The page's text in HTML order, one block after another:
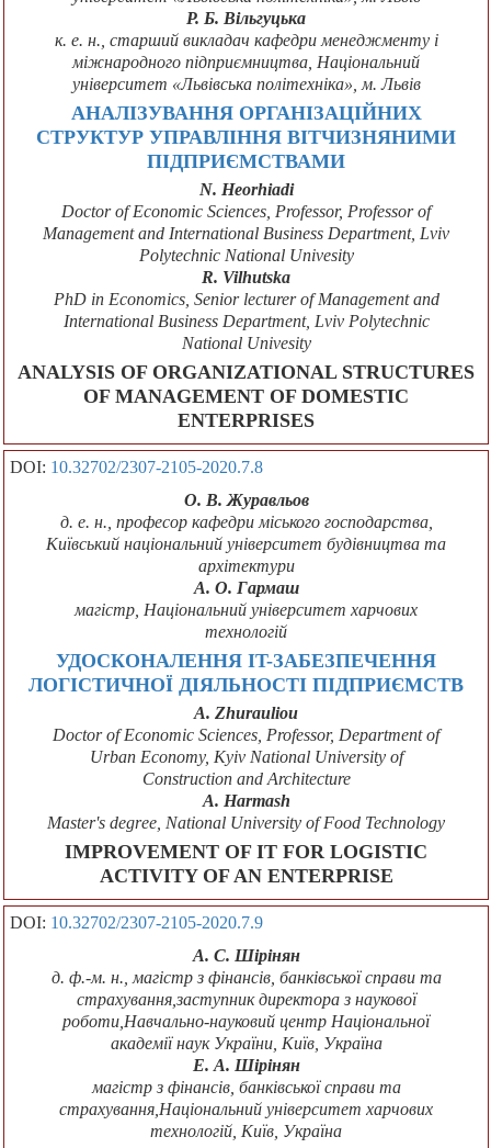
Р. Б. Вільгуцька
к. е. н., старший викладач кафедри менеджменту і
міжнародного підприємництва, Національний
університет «Львівська політехніка», м. Львів
АНАЛІЗУВАННЯ ОРГАНІЗАЦІЙНИХ
СТРУКТУР УПРАВЛІННЯ ВІТЧИЗНЯНИМИ
ПІДПРИЄМСТВАМИ
N. Heorhiadi
Doctor of Economic Sciences, Professor, Professor of
Management and International Business Department, Lviv
Polytechnic National Univesity
R. Vilhutska
PhD in Economics, Senior lecturer of Management and
International Business Department, Lviv Polytechnic
National Univesity
ANALYSIS OF ORGANIZATIONAL STRUCTURES
OF MANAGEMENT OF DOMESTIC
ENTERPRISES
DOI: 10.32702/2307-2105-2020.7.8
О. В. Журавльов
д. е. н., професор кафедри міського господарства,
Київський національний університет будівництва та
архітектури
А. О. Гармаш
магістр, Національний університет харчових
технологій
УДОСКОНАЛЕННЯ IT-ЗАБЕЗПЕЧЕННЯ
ЛОГІСТИЧНОЇ ДІЯЛЬНОСТІ ПІДПРИЄМСТВ
A. Zhurauliou
Doctor of Economic Sciences, Professor, Department of
Urban Economy, Kyiv National University of
Construction and Architecture
А. Harmash
Mаstеr's dеgrее, National University of Food Technology
IMPROVEMENT OF IT FOR LOGISTIC
ACTIVITY OF AN ENTERPRISE
DOI: 10.32702/2307-2105-2020.7.9
А. С. Шірінян
д. ф.-м. н., магістр з фінансів, банківської справи та
страхування,заступник директора з наукової
роботи,Навчально-науковий центр Національної
академії наук України, Київ, Україна
Е. А. Шірінян
магістр з фінансів, банківської справи та
страхування,Національний університет харчових
технологій, Київ, Україна